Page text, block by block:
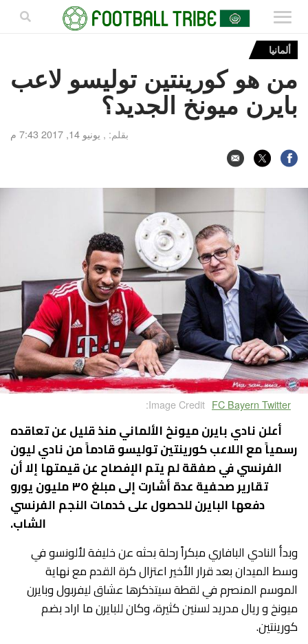
ألمانيا
من هو كورينتين توليسو لاعب
بايرن ميونخ الجديد؟
بقلم: , يونيو 14, 2017 7:43 م
Image Credit: FC Bayern Twitter
أعلن نادي بايرن ميونخ الألماني منذ قليل عن تعاقده
رسمياً مع اللاعب كورينتين توليسو قادماً من نادي ليون
الفرنسي في صفقة لم يتم الإفصاح عن قيمتها إلا أن
تقارير صحفية عدة أشارت إلى مبلغ ٣٥ مليون يورو
دفعها البايرن للحصول على خدمات النجم الفرنسي
الشاب.
وبدأ النادي البافاري مبكراً رحلة بحثه عن خليفة لألونسو في
وسط الميدان بعد قرار الأخير اعتزال كرة القدم مع نهاية
الموسم المنصرم في لقطة سيتذكرها عشاق ليفربول وبايرن
ميونخ و ريال مدريد لسنين كثيرة، وكان للبايرن ما اراد بضم
كورينتين.